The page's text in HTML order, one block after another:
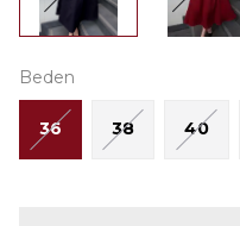
Beden
36 38 40